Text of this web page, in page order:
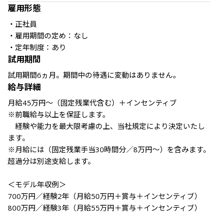
雇用形態
・正社員
・雇用期間の定め：なし
・定年制度：あり
試用期間
試用期間6ヵ月。期間中の待遇に変動はありません。
給与詳細
月給45万円～（固定残業代含む）＋インセンティブ
※前職給与以上を保証します。
経験や能力を最大限考慮の上、当社規定により決定いたし
ます。
※月給には（固定残業手当30時間分／8万円～）を含みます。
超過分は別途支給します。
＜モデル年収例＞
700万円／経験2年（月給50万円＋賞与＋インセンティブ）
800万円／経験3年（月給55万円＋賞与＋インセンティブ）